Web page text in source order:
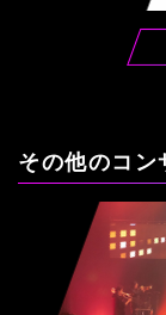
その他のコン